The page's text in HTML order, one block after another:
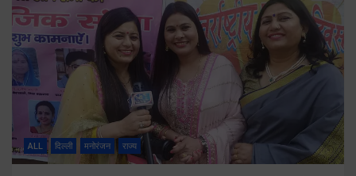
ALL दिल्ली मनोरंजन राज्य